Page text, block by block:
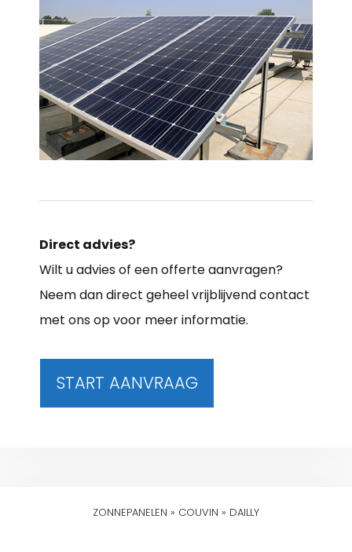
Direct advies?
Wilt u advies of een offerte aanvragen?
Neem dan direct geheel vrijblijvend contact
met ons op voor meer informatie.
START AANVRAAG
ZONNEPANELEN » COUVIN » DAILLY